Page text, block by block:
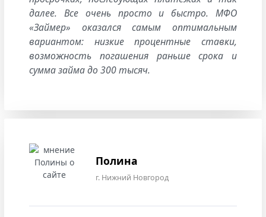
далее. Все очень просто и быстро. МФО
«Займер» оказался самым оптимальным
вариантом: низкие процентные ставки,
возможность погашения раньше срока и
сумма займа до 300 тысяч.
Полина
г. Нижний Новгород